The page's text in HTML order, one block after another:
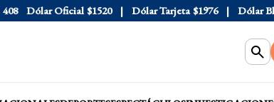
Oficial $1520 Dólar Tarjeta $1976 Dólar Blue